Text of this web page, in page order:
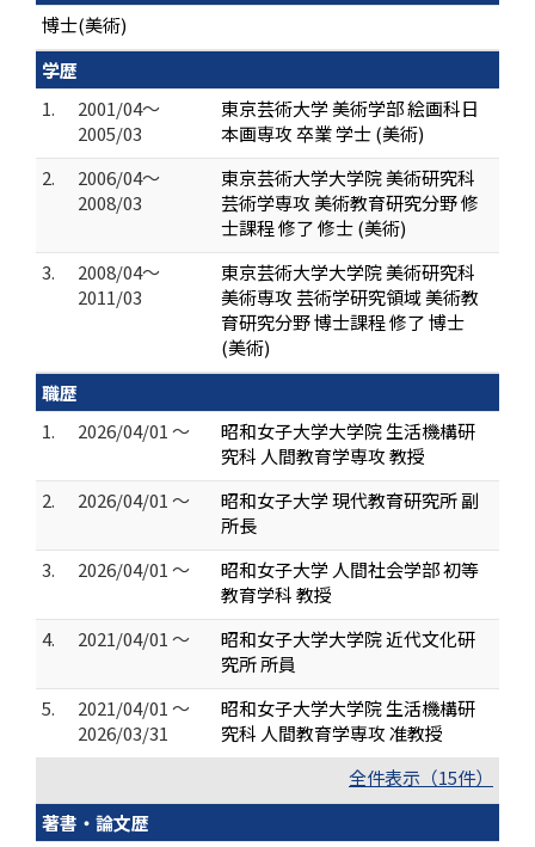
博士(美術)
学歴
1.
2001/04～
2005/03
東京芸術大学 美術学部 絵画科日
本画専攻 卒業 学士 (美術)
2.
2006/04～
2008/03
東京芸術大学大学院 美術研究科
芸術学専攻 美術教育研究分野 修
士課程 修了 修士 (美術)
3.
2008/04～
2011/03
東京芸術大学大学院 美術研究科
美術専攻 芸術学研究領域 美術教
育研究分野 博士課程 修了 博士
(美術)
職歴
1.
2026/04/01 ～
昭和女子大学大学院 生活機構研
究科 人間教育学専攻 教授
2.
2026/04/01 ～
昭和女子大学 現代教育研究所 副
所長
3.
2026/04/01 ～
昭和女子大学 人間社会学部 初等
教育学科 教授
4.
2021/04/01 ～
昭和女子大学大学院 近代文化研
究所 所員
5.
2021/04/01 ～
2026/03/31
昭和女子大学大学院 生活機構研
究科 人間教育学専攻 准教授
全件表示（15件）
著書・論文歴